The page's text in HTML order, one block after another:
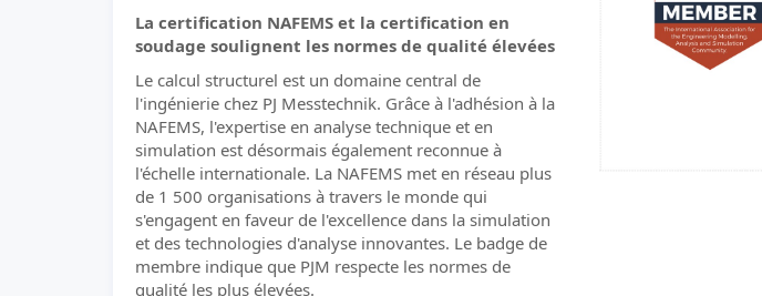
La certification NAFEMS et la certification en
soudage soulignent les normes de qualité élevées
Le calcul structurel est un domaine central de
l'ingénierie chez PJ Messtechnik. Grâce à l'adhésion à la
NAFEMS, l'expertise en analyse technique et en
simulation est désormais également reconnue à
l'échelle internationale. La NAFEMS met en réseau plus
de 1 500 organisations à travers le monde qui
s'engagent en faveur de l'excellence dans la simulation
et des technologies d'analyse innovantes. Le badge de
membre indique que PJM respecte les normes de
qualité les plus élevées.